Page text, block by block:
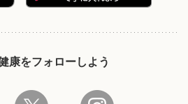
康をフォローしよう